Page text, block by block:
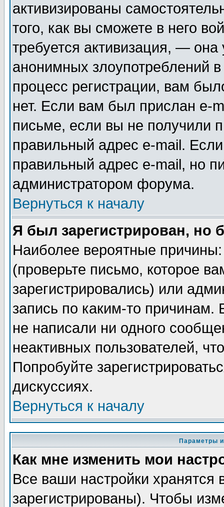
активизированы
того, как вы сможете в него
требуется активизация, —
анонимных злоупотреблений
процесс регистрации, вам
нет. Если вам был прислан e-
письме, если вы не получили
правильный адрес e-mail.
правильный адрес e-mail, но
администратором форума.
Вернуться к началу
Я был зарегистрирован, но
Наиболее вероятные
(проверьте письмо, которое
зарегистрировались) или
запись по каким-то
не написали ни одного
неактивных пользователей,
Попробуйте
дискуссиях.
Вернуться к началу
Параметры
Как мне изменить мои
Все ваши настройки
зарегистрированы). Чтобы